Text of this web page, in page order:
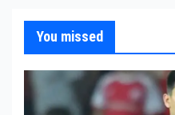
You missed